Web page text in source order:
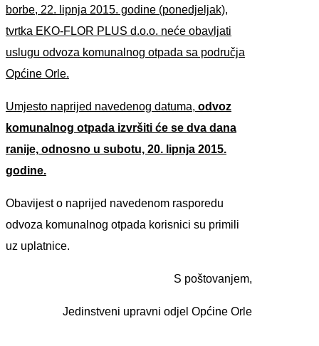
borbe, 22. lipnja 2015. godine (ponedjeljak),
tvrtka EKO-FLOR PLUS d.o.o. neće obavljati
uslugu odvoza komunalnog otpada sa područja
Općine Orle.
Umjesto naprijed navedenog datuma, odvoz
komunalnog otpada izvršiti će se dva dana
ranije, odnosno u subotu, 20. lipnja 2015.
godine.
Obavijest o naprijed navedenom rasporedu
odvoza komunalnog otpada korisnici su primili
uz uplatnice.
S poštovanjem,
Jedinstveni upravni odjel Općine Orle